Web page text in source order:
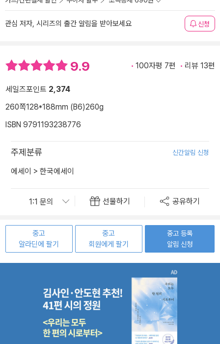
관심 저자, 시리즈의 출간 알림을 받아보세요 신청
9.9 100자평 7편 리뷰 13편
세일즈포인트 2,374
260쪽128*188mm (B6)260g
ISBN 9791193238776
주제분류 신간알림 신청
에세이 > 한국에세이
선물하기 공유하기
중고
알라딘에 팔기
중고
회원에게 팔기
중고 등록
알림 신청